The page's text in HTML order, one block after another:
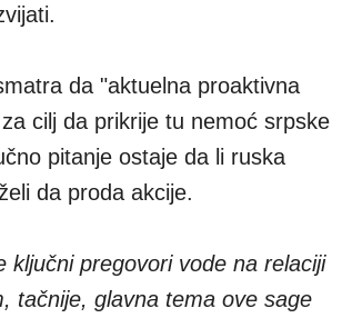
da "aktuelna proaktivna
cilj da prikrije tu nemoć srpske
pitanje ostaje da li ruska
da proda akcije.
ključni pregovori vode na relaciji
tačnije, glavna tema ove sage